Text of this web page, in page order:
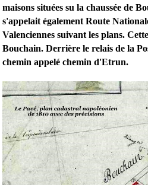
maisons situées su la chaussée de
s'appelait également Route
Valenciennes suivant les plans.
Bouchain. Derrière le relais de la
chemin appelé chemin d'Etrun.